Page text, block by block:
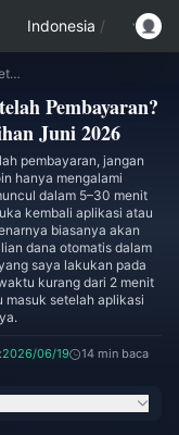
Indonesia /
Koin StarMaker Belum Masuk Setelah Pembayaran? Panduan Perbaikan & Pemulihan Juni 2026
Pembayaran?
Juni 2026
pembayaran, jangan
hanya mengalami
dalam 5–30 menit
kembali aplikasi atau
biasanya akan
dana otomatis dalam
saya lakukan pada
kurang dari 2 menit
masuk setelah aplikasi
2026/06/19 14 min baca